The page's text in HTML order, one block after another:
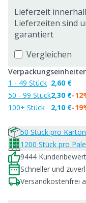
Lieferzeit
Lieferzeiten sind
garantiert
Vergleichen
1 - 49 Stück
50 - 99 Stück
100+ Stück
2,60 €
2,30 €
2,10 €
-
-
50 Stück pro Karton
1200 Stück pro
9444
Schneller und
Versandkostenfrei